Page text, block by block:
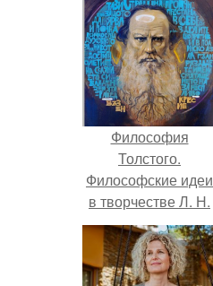
Философия
Толстого.
Философские идеи
в творчестве Л. Н.
Толстого.